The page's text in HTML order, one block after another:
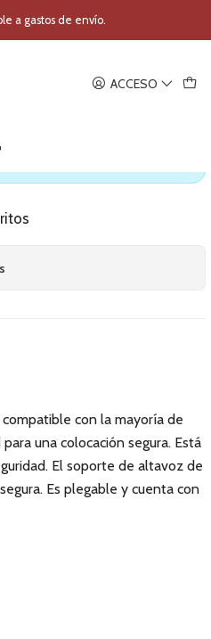
ACCESO
a gastos de envío.
con la mayoría de
una colocación segura. Está
El soporte de altavoz de
Es plegable y cuenta con